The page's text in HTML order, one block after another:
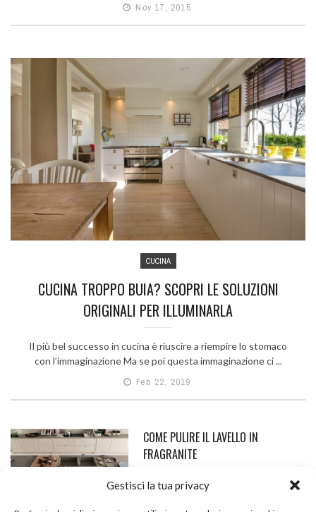
Gestisci la tua privacy
Nov 17, 2015
CUCINA
CUCINA TROPPO BUIA? SCOPRI LE SOLUZIONI
ORIGINALI PER ILLUMINARLA
Il più bel successo in cucina è riuscire a riempire lo stomaco
con l’immaginazione Ma se poi questa immaginazione ci ...
Feb 22, 2019
COME PULIRE IL LAVELLO IN
FRAGRANITE